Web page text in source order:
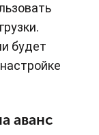
будет
аванс